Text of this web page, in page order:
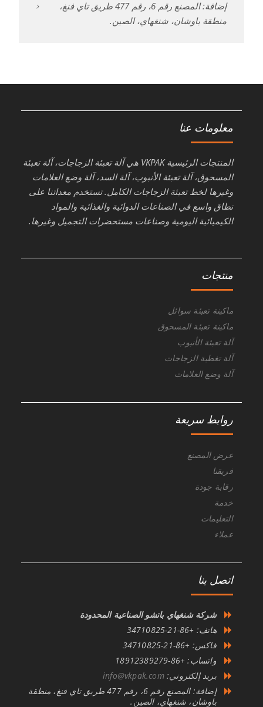
إضافة: المصنع رقم 6، رقم 477 طريق تاي فنغ،
منطقة باوشان، شنغهاي، الصين.
معلومات عنا
المنتجات الرئيسية VKPAK هي آلة تعبئة الزجاجات، آلة تعبئة
المسحوق، آلة تعبئة الأنبوب، آلة السد، آلة وضع العلامات
وغيرها لخط تعبئة الزجاجات الكامل. تستخدم معداتنا على
نطاق واسع في الصناعات الدوائية والغذائية والمواد
الكيميائية اليومية وصناعات مستحضرات التجميل وغيرها.
منتجات
ماكينة تعبئة سوائل
ماكينة تعبئة المسحوق
آلة تعبئة الأنبوب
آلة تغطية الزجاجات
آلة وضع العلامات
روابط سريعة
عرض المصنع
فريقنا
رقابة جودة
خدمة
التعليمات
عملاء
اتصل بنا
شركة شنغهاي باتشو الصناعية المحدودة
هاتف: +86-21-34710825
فاكس: +86-21-34710825
واتساب: +86-18912389279
بريد إلكتروني:info@vkpak.com
إضافة: المصنع رقم 6، رقم 477 طريق تاي فنغ، منطقة
باوشان، شنغهاي، الصين.